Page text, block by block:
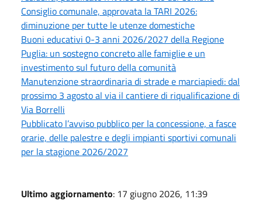
Consiglio comunale, approvata la TARI 2026:
diminuzione per tutte le utenze domestiche
Buoni educativi 0-3 anni 2026/2027 della Regione
Puglia: un sostegno concreto alle famiglie e un
investimento sul futuro della comunità
Manutenzione straordinaria di strade e marciapiedi: dal
prossimo 3 agosto al via il cantiere di riqualificazione di
Via Borrelli
Pubblicato l’avviso pubblico per la concessione, a fasce
orarie, delle palestre e degli impianti sportivi comunali
per la stagione 2026/2027
Ultimo aggiornamento: 17 giugno 2026, 11:39